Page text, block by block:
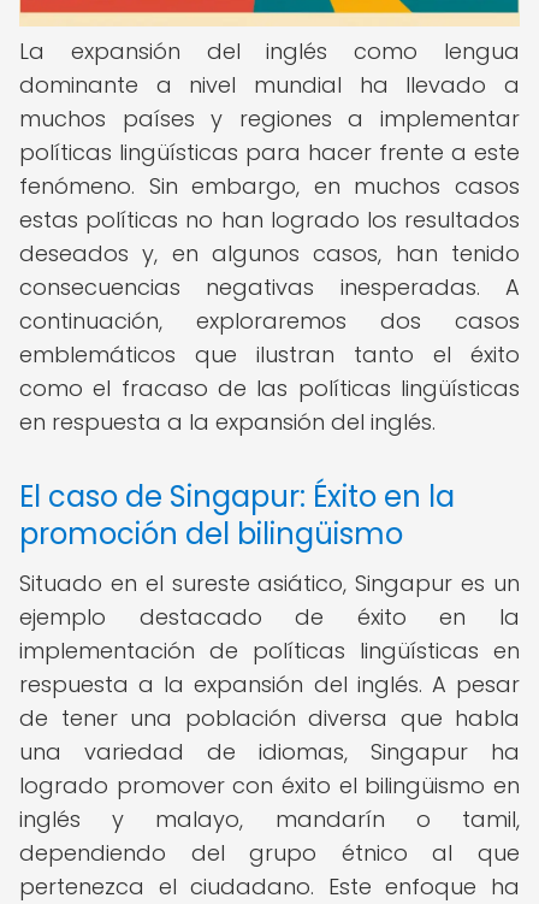
La expansión del inglés como lengua
dominante a nivel mundial ha llevado a
muchos países y regiones a implementar
políticas lingüísticas para hacer frente a este
fenómeno. Sin embargo, en muchos casos
estas políticas no han logrado los resultados
deseados y, en algunos casos, han tenido
consecuencias negativas inesperadas. A
continuación, exploraremos dos casos
emblemáticos que ilustran tanto el éxito
como el fracaso de las políticas lingüísticas
en respuesta a la expansión del inglés.
El caso de Singapur: Éxito en la
promoción del bilingüismo
Situado en el sureste asiático, Singapur es un
ejemplo destacado de éxito en la
implementación de políticas lingüísticas en
respuesta a la expansión del inglés. A pesar
de tener una población diversa que habla
una variedad de idiomas, Singapur ha
logrado promover con éxito el bilingüismo en
inglés y malayo, mandarín o tamil,
dependiendo del grupo étnico al que
pertenezca el ciudadano. Este enfoque ha